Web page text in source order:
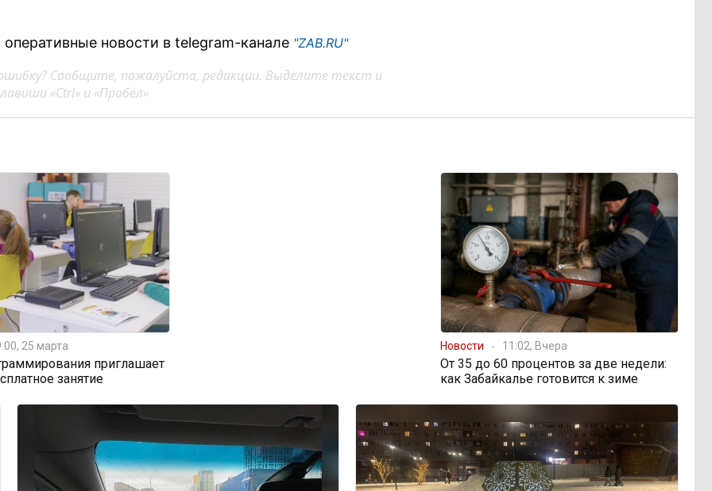
новости в telegram-канале "ZAB.RU"
Сообщите, пожалуйста, редакции. Выделите текст и
«Ctrl» и «Пробел»
25 марта
приглашает
занятие
Новости 11:02, Вчера
От 35 до 60 процентов за две недели:
как Забайкалье готовится к зиме